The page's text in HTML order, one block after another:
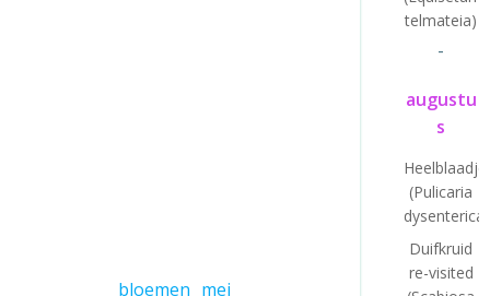
bloemen mei
telmateia)
-
augustu
s
(Pulicaria
dysenterica)
Duifkruid
re-visited